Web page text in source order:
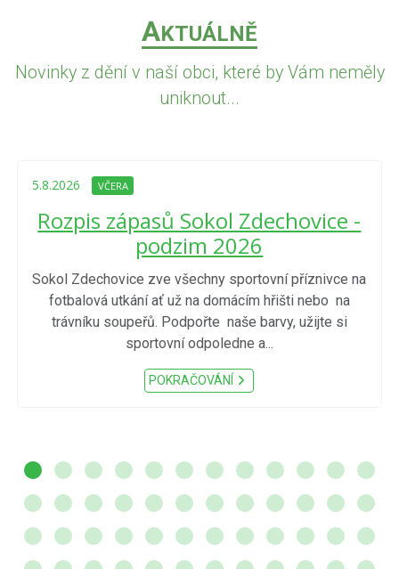
AKTUÁLNĚ
Novinky z dění v naší obci, které by Vám neměly
uniknout...
5.8.2026 VČERA
Rozpis zápasů Sokol Zdechovice -
podzim 2026
Sokol Zdechovice zve všechny sportovní příznivce na
fotbalová utkání ať už na domácím hřišti nebo na
trávníku soupeřů. Podpořte naše barvy, užijte si
sportovní odpoledne a...
POKRAČOVÁNÍ